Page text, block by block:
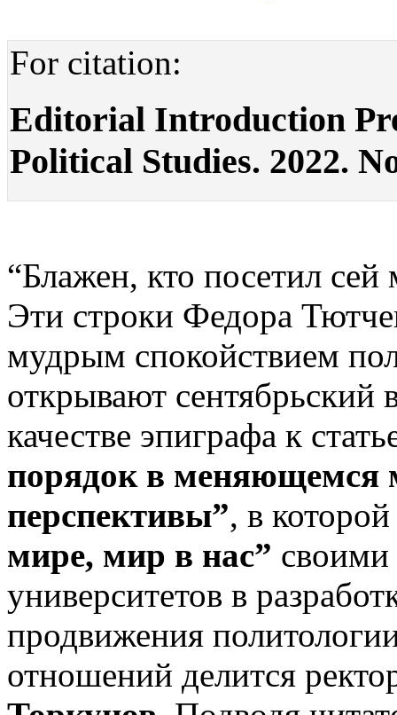
For citation:
Editorial Introduction
Political Studies. 2022.
“Блажен, кто посетил
Эти строки Федора
мудрым спокойствием
открывают
качестве эпиграфа к
порядок в меняющемся
перспективы”, в
мире, мир в нас”
университетов в
продвижения
отношений делится